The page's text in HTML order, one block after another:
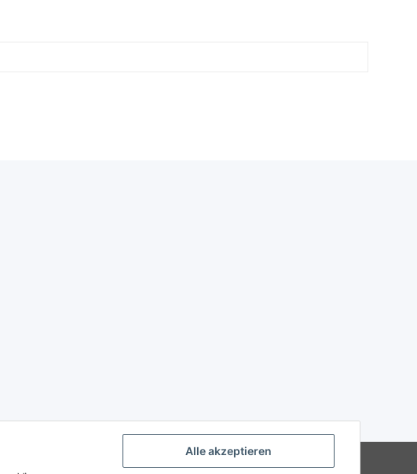
Alle akzeptieren